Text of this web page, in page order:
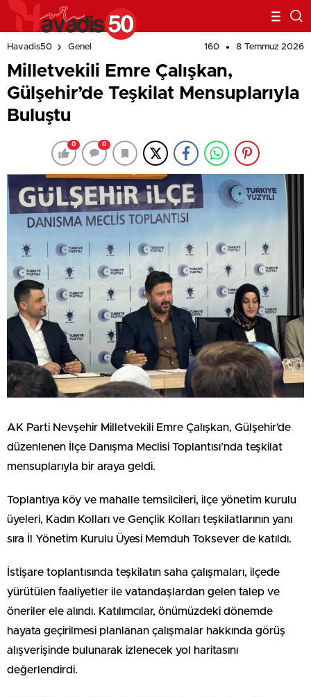
Havadis50 Genel 160 8 Temmuz 2026
Milletvekili Emre Çalışkan,
Gülşehir’de Teşkilat Mensuplarıyla
Buluştu
0 0
AK Parti Nevşehir Milletvekili Emre Çalışkan, Gülşehir’de
düzenlenen İlçe Danışma Meclisi Toplantısı’nda teşkilat
mensuplarıyla bir araya geldi.
Toplantıya köy ve mahalle temsilcileri, ilçe yönetim kurulu
üyeleri, Kadın Kolları ve Gençlik Kolları teşkilatlarının yanı
sıra İl Yönetim Kurulu Üyesi Memduh Toksever de katıldı.
İstişare toplantısında teşkilatın saha çalışmaları, ilçede
yürütülen faaliyetler ile vatandaşlardan gelen talep ve
öneriler ele alındı. Katılımcılar, önümüzdeki dönemde
hayata geçirilmesi planlanan çalışmalar hakkında görüş
alışverişinde bulunarak izlenecek yol haritasını
değerlendirdi.